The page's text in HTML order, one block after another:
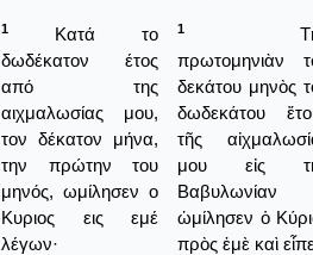
1
Κατά το
δωδέκατον έτος
από της
αιχμαλωσίας μου,
τον δέκατον μήνα,
την πρώτην του
μηνός, ωμίλησεν ο
Κυριος εις εμέ
λέγων·
1
πρωτομηνιὰν
δεκάτου μηνὸς
δωδεκάτου
τῆς
μου εἰς
Βαβυλωνίαν
ὡμίλησεν ὁ
πρὸς ἐμὲ καὶ